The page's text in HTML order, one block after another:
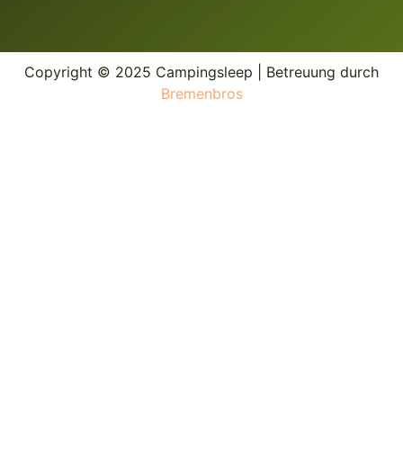
Copyright © 2025 Campingsleep | Betreuung durch
Bremenbros